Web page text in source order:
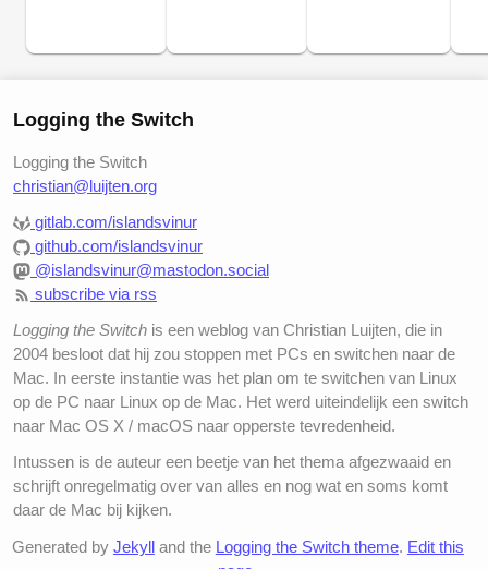
Logging the Switch
Logging the Switch
christian@luijten.org
gitlab.com/islandsvinur
github.com/islandsvinur
@islandsvinur@mastodon.social
subscribe via rss
Logging the Switch is een weblog van Christian Luijten, die in
2004 besloot dat hij zou stoppen met PCs en switchen naar de
Mac. In eerste instantie was het plan om te switchen van Linux
op de PC naar Linux op de Mac. Het werd uiteindelijk een switch
naar Mac OS X / macOS naar opperste tevredenheid.
Intussen is de auteur een beetje van het thema afgezwaaid en
schrijft onregelmatig over van alles en nog wat en soms komt
daar de Mac bij kijken.
Generated by Jekylland the Logging the Switch theme. Edit this